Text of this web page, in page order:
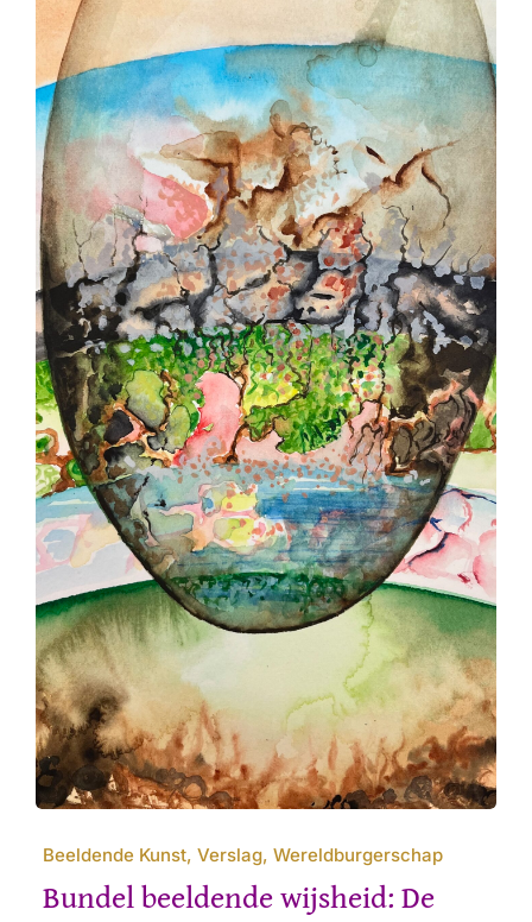
Contact
Beeldende Kunst, Verslag, Wereldburgerschap
Bundel beeldende wijsheid: De